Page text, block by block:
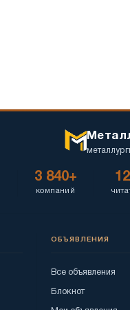
3 840+
компаний
ОБЪЯВЛЕНИЯ
Все объявления
Блокнот